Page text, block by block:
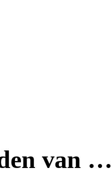
van …